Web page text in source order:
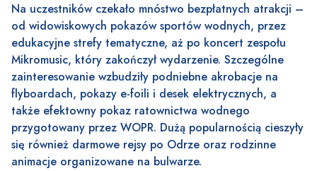
Na uczestników czekało mnóstwo bezpłatnych atrakcji –
od widowiskowych pokazów sportów wodnych, przez
edukacyjne strefy tematyczne, aż po koncert zespołu
Mikromusic, który zakończył wydarzenie. Szczególne
zainteresowanie wzbudziły podniebne akrobacje na
flyboardach, pokazy e-foili i desek elektrycznych, a
także efektowny pokaz ratownictwa wodnego
przygotowany przez WOPR. Dużą popularnością cieszyły
się również darmowe rejsy po Odrze oraz rodzinne
animacje organizowane na bulwarze.